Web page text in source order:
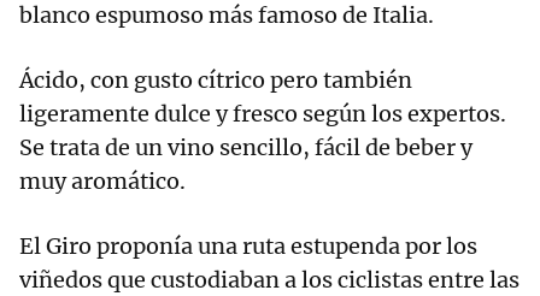
blanco espumoso más famoso de Italia.
Ácido, con gusto cítrico pero también
ligeramente dulce y fresco según los expertos.
Se trata de un vino sencillo, fácil de beber y
muy aromático.
El Giro proponía una ruta estupenda por los
viñedos que custodiaban a los ciclistas entre las